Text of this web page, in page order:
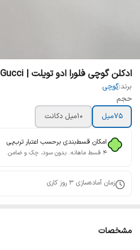
ادکلن گوچی فلورا ادو تویلت | Gucci Flora by Gucci زنانه
برند:گوچی
حجم
75میل
10میل دکانت
امکان قسط‌بندی برحسب اعتبار ترب‌پی
۴ قسط ماهانه. بدون سود، چک و ضامن.
زمان آماده‌سازی 3 روز کاری
مشخصات